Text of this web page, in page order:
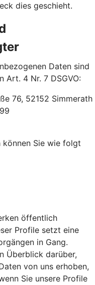
dies geschieht.
Daten sind
Art. 4 Nr. 7 DSGVO:
76, 52152 Simmerath
können Sie wie folgt
öffentlich
Profile setzt eine
in Gang.
Überblick darüber,
von uns erhoben,
Sie unsere Profile